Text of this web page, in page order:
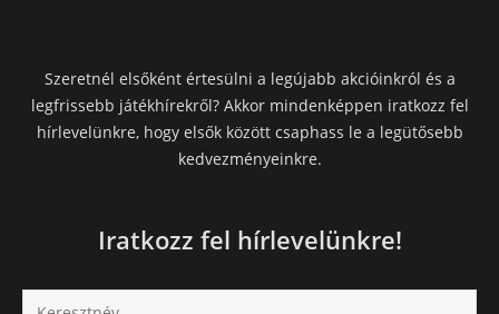
Szeretnél elsőként értesülni a legújabb akcióinkról és a
legfrissebb játékhírekről? Akkor mindenképpen iratkozz fel
hírlevelünkre, hogy elsők között csaphass le a legütősebb
kedvezményeinkre.
Iratkozz fel hírlevelünkre!